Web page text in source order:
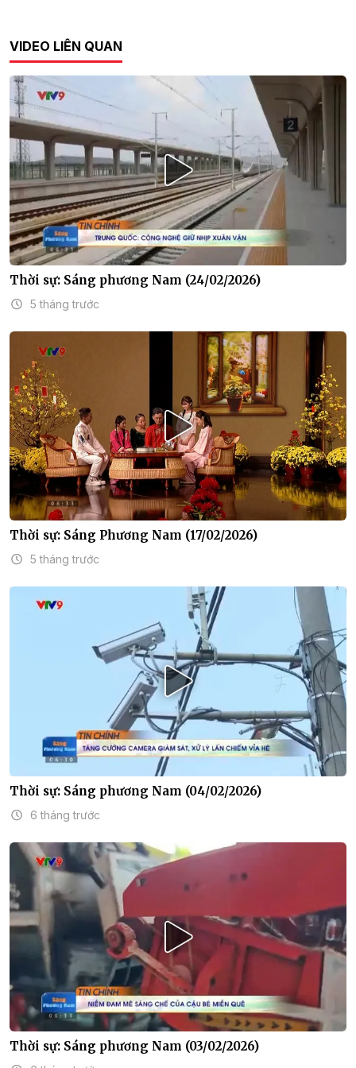
VIDEO LIÊN QUAN
Thời sự: Sáng phương Nam (24/02/2026)
5 tháng trước
Thời sự: Sáng Phương Nam (17/02/2026)
5 tháng trước
Thời sự: Sáng phương Nam (04/02/2026)
6 tháng trước
Thời sự: Sáng phương Nam (03/02/2026)